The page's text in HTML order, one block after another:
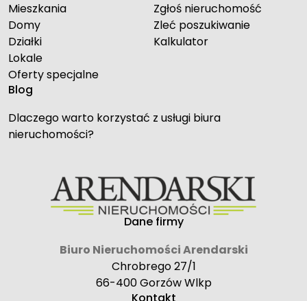
Mieszkania
Domy
Działki
Lokale
Oferty specjalne
Zgłoś nieruchomość
Zleć poszukiwanie
Kalkulator
Blog
Dlaczego warto korzystać z usługi biura
nieruchomości?
Dane firmy
Biuro Nieruchomości Arendarski
Chrobrego 27/1
66-400 Gorzów Wlkp